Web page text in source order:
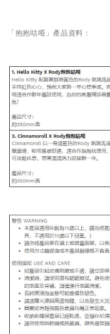
「抱抱咕𠱸」產品資料：